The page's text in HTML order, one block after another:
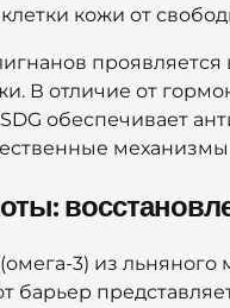
кожи от
В отличие от
обеспечивает
3) из
барьер